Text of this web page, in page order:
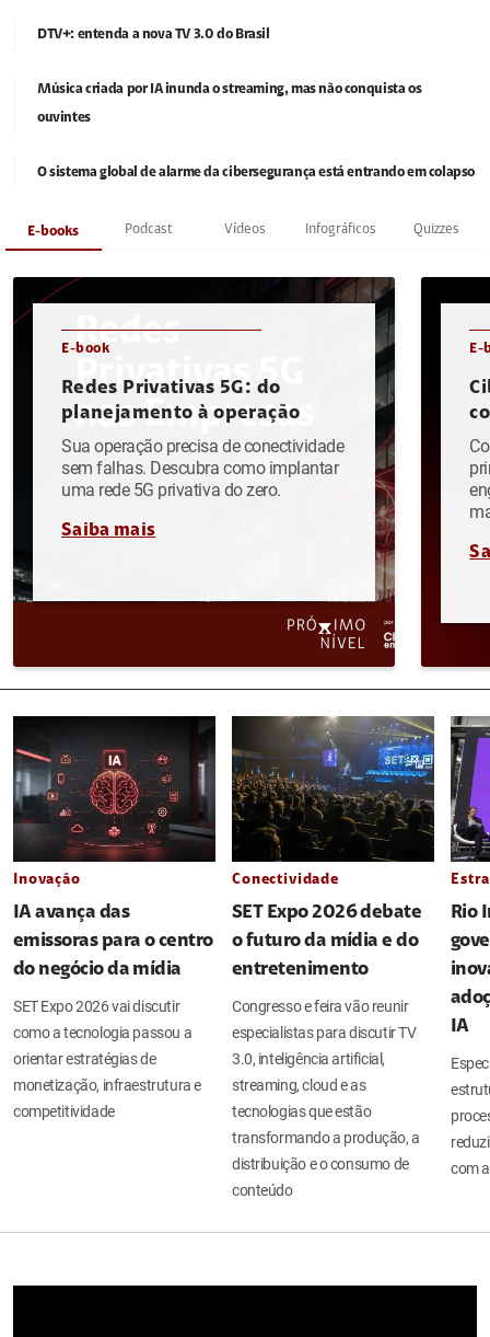
DTV+: entenda a nova TV 3.0 do Brasil
Música criada por IA inunda o streaming, mas não conquista os
ouvintes
O sistema global de alarme da cibersegurança está entrando em colapso
E-books Podcast Vídeos Infográficos Quizzes
E-book
Redes Privativas 5G: do
planejamento à operação
Sua operação precisa de conectividade
sem falhas. Descubra como implantar
uma rede 5G privativa do zero.
Saiba mais
E-
Inovação
IA avança das
emissoras para o centro
do negócio da mídia
SET Expo 2026 vai discutir
como a tecnologia passou a
orientar estratégias de
monetização, infraestrutura e
competitividade
Conectividade
SET Expo 2026 debate
o futuro da mídia e do
entretenimento
Congresso e feira vão reunir
especialistas para discutir TV
3.0, inteligência artificial,
streaming, cloud e as
tecnologias que estão
transformando a produção, a
distribuição e o consumo de
conteúdo
Rio
IA
com